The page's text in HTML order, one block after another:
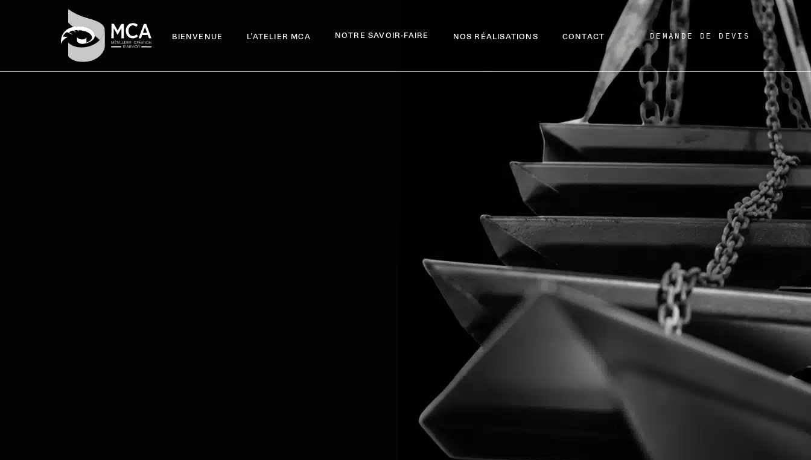
BIENVENUE L’ATELIER MCA NOTRE SAVOIR-FAIRE NOS RÉALISATIONS CONTACT DEMANDE DE DEVIS